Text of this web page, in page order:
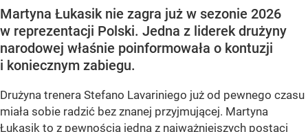
Martyna Łukasik nie zagra już w sezonie 2026
w reprezentacji Polski. Jedna z liderek drużyny
narodowej właśnie poinformowała o kontuzji
i koniecznym zabiegu.
Drużyna trenera Stefano Lavariniego już od pewnego czasu
miała sobie radzić bez znanej przyjmującej. Martyna
Łukasik to z pewnością jedna z najważniejszych postaci